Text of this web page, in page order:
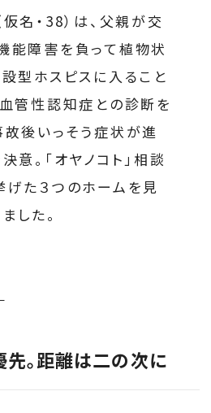
名・38）は、父親が交
能障害を負って植物状
型ホスピスに入ること
管性認知症との診断を
後いっそう症状が進
意。「オヤノコト」相談
た３つのホームを見
した。
。距離は二の次に